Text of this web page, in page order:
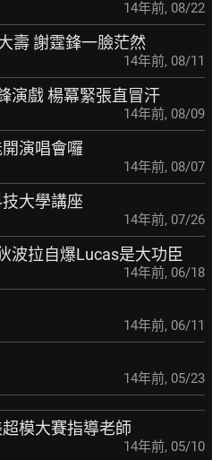
14年前, 08/22
壽 謝霆鋒一臉茫然
14年前, 08/11
演戲 楊冪緊張直冒汗
14年前, 08/09
演唱會囉
14年前, 08/07
大學講座
14年前, 07/26
波拉自爆Lucas是大功臣
14年前, 06/18
14年前, 06/11
14年前, 05/23
模大賽指導老師
14年前, 05/10